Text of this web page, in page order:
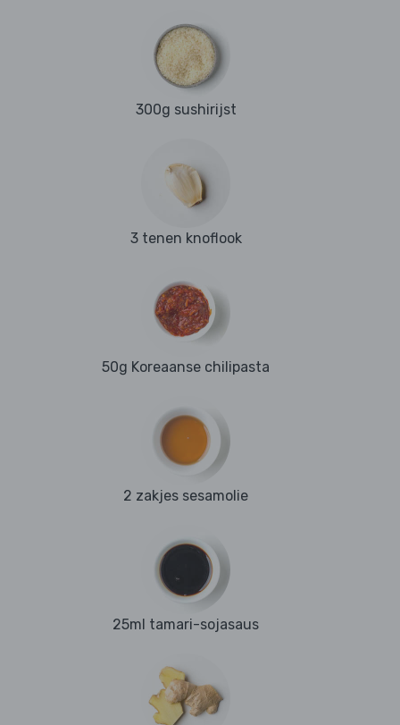
300g sushirijst
3 tenen knoflook
50g Koreaanse chilipasta
2 zakjes sesamolie
25ml tamari-sojasaus